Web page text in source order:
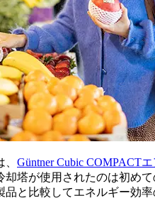
Güntner Cubic COMPACT
却塔が使用されたのは初め
と比較してエネルギー効率